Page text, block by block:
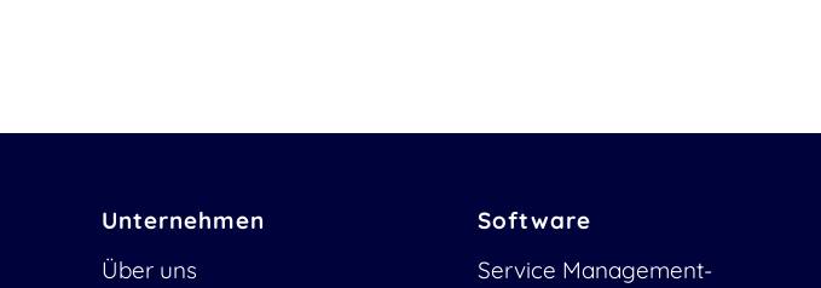
Unternehmen
Über uns
Software
Service Management-